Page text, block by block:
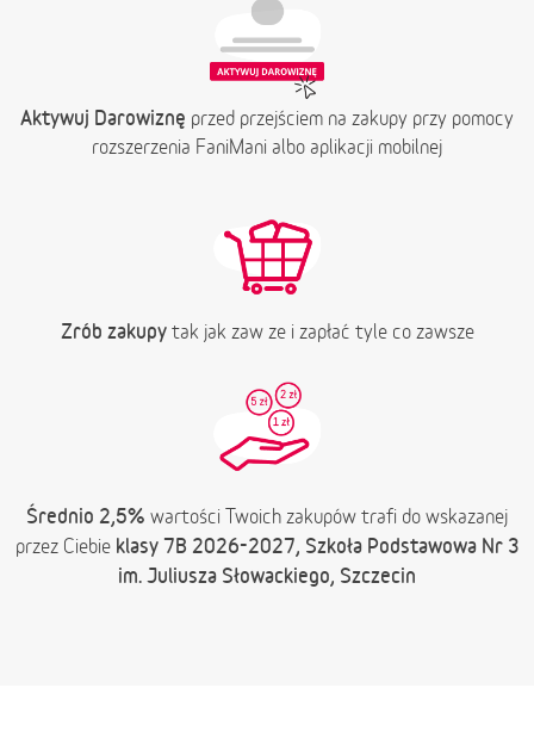
Aktywuj Darowiznę przed przejściem na zakupy przy pomocy
rozszerzenia FaniMani albo aplikacji mobilnej
Zrób zakupytak jak zaw ze i zapłać tyle co zawsze
Średnio 2,5% wartości Twoich zakupów trafi do wskazanej
przez Ciebie klasy 7B 2026-2027, Szkoła Podstawowa Nr 3
im. Juliusza Słowackiego, Szczecin